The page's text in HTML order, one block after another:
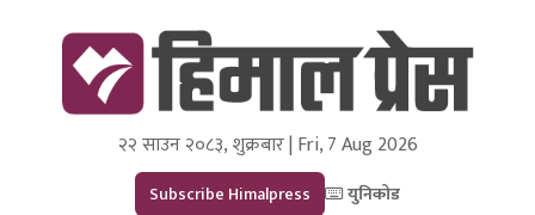
Himal Press
Dot NewsyNepal Media and Research Pvt Ltd.
२२ साउन २०८३, शुक्रबार | Fri, 7 Aug 2026
Subscribe Himalpress युनिकोड